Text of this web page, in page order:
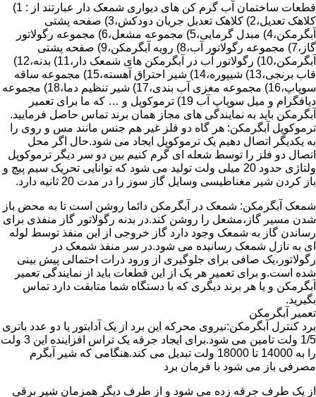
قطعات ساختمان آب گرم کن های دیواری شمعک دار عبارتند از : 1)
کلاهک تعدیل،2) کلاهک تعدیل جریان دودکش،3) صفحه پشتی
آبگرمکن،4) مبدل گرمایی،5) مجموعه مشعل،6) مجموعه رگولاتور
گاز،7) مجموعه رگولاتور آب،8) رویه آبگرمکن،9) صفحه پشتی
آبگرمکن،10) رگولاتور آب در آبگرمکن های شمعک دار،11) بدنه،12)
قاب برنجی،13) شیپوره،14) شیر احتراق آهسته،15) مجموعه ساقه
سوپاپ،16) مجموعه مغزی آب بندی،17) شیر تنظیم دما،18) مجموعه
دیافگرام و میل سوپاپ آب 19) ترموکوپل و … که ما برای تعمیر
آبگرمکن باید به نمایندگی های مجاز همان برند تماس حاصل فرمایید.
ترموکوپل آبگرمکن: هر گاه دو فلز غیر هم جنس مانند مس و روی را
به یکدیگر اتصال دهیم یک ترموکوپل ایجاد می شود.حال اگر محل
اتصال دو فلز را توسط شعله ای گرم کنیم بین دو سر دیگر ترموکوپل
ولتاژی حدود 20 میلی ولت تولید می شود که توانایی تحریک سیم پیچ و
باز کردن شیر مغناطیسی وسایل گاز سوز را در مدت 20 ثانیه دارد.
شمعک آبگرمکن: شمعک در آبگرمکن دائما روشن است تا به محض باز
شدن مسیر گاز،مشعل را روشن کند.در بدنه رگولاتور گاز منفذی برای
رساندن گاز به شمعک وجود دارد گاز خروجی از این منفذ توسط لوله
ای به نازل شمعک رسانیده می شود.در سر منفذ شمعک در
رگولاتور،یک صافی برای جلوگیری از ورود ذرات احتمالی پیش بینی
شده است.و برای تعمیر هر یک از این قطعات باید از نمایندگی تعمیر
آبگرمکن و یا هر برند دیگری که با دستگاه شما متابقت دارد تماس
بگیرید.
تعمیر آبگرمکن
برد کنترل آبگرمکن:نیروی محرکه این برد از یک آدابتور یا دو عدد باتری
1/5 ولت تامین می شود.برای ایجاد جرقه یک تراس افزاینده این 3 ولت
را به 14000 تا 18000 ولت تبدیل می کند.هنگامی که شیر آبگرم
مصرفی باز می شود با فرمان برد
از یک طرف جرقه زده می شود و از طرف دیگر همزمان شیر برقی